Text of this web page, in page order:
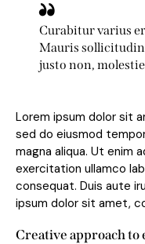
Curabitur varius
Mauris
justo non,
Lorem ipsum dolor sit
sed do eiusmod
magna aliqua. Ut enim
exercitation ullamco
consequat. Duis aute
ipsum dolor sit amet,
Creative approach